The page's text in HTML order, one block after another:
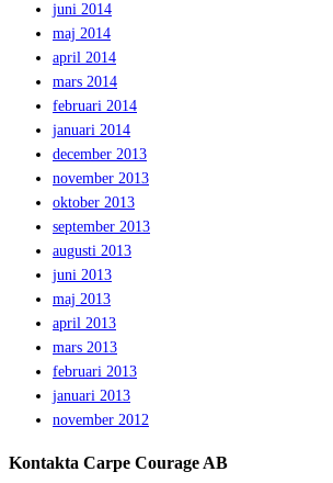
juni 2014
maj 2014
april 2014
mars 2014
februari 2014
januari 2014
december 2013
november 2013
oktober 2013
september 2013
augusti 2013
juni 2013
maj 2013
april 2013
mars 2013
februari 2013
januari 2013
november 2012
Kontakta Carpe Courage AB